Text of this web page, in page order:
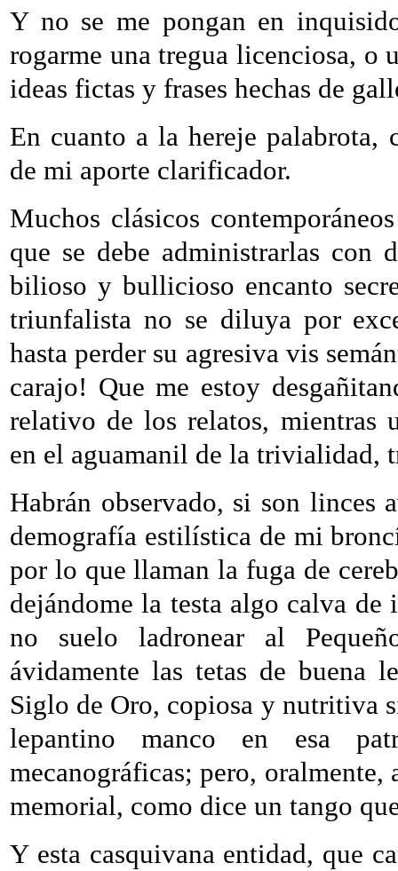
Y no se me pongan en
rogarme una tregua licenciosa, o
ideas fictas y frases hechas de
En cuanto a la hereje palabrota,
de mi aporte clarificador.
Muchos clásicos
que se debe administrarlas con
bilioso y bullicioso encanto
triunfalista no se diluya por
hasta perder su agresiva vis
carajo! Que me estoy
relativo de los relatos, mientras
en el aguamanil de la trivialidad,
Habrán observado, si son linces
demografía estilística de mi
por lo que llaman la fuga de
dejándome la testa algo calva
no suelo ladronear al
ávidamente las tetas de buena
Siglo de Oro, copiosa y nutritiva
lepantino manco en esa
mecanográficas; pero, oralmente,
memorial, como dice un tango
Y esta casquivana entidad, que